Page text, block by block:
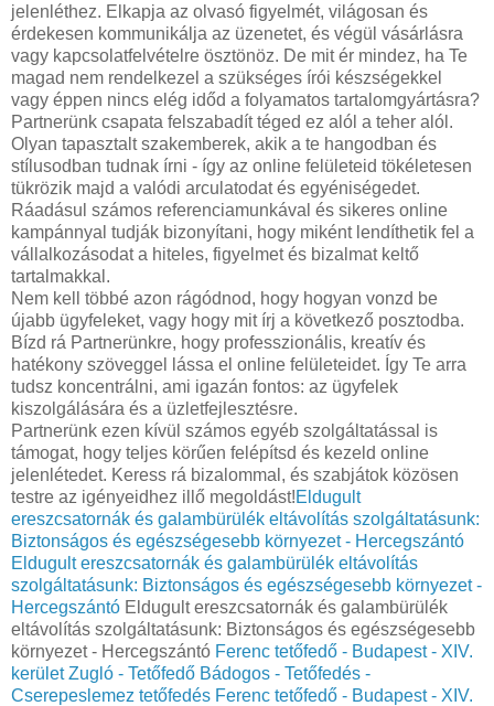
jelenléthez. Elkapja az olvasó figyelmét, világosan és
érdekesen kommunikálja az üzenetet, és végül vásárlásra
vagy kapcsolatfelvételre ösztönöz. De mit ér mindez, ha Te
magad nem rendelkezel a szükséges írói készségekkel
vagy éppen nincs elég időd a folyamatos tartalomgyártásra?
Partnerünk csapata felszabadít téged ez alól a teher alól.
Olyan tapasztalt szakemberek, akik a te hangodban és
stílusodban tudnak írni - így az online felületeid tökéletesen
tükrözik majd a valódi arculatodat és egyéniségedet.
Ráadásul számos referenciamunkával és sikeres online
kampánnyal tudják bizonyítani, hogy miként lendíthetik fel a
vállalkozásodat a hiteles, figyelmet és bizalmat keltő
tartalmakkal.
Nem kell többé azon rágódnod, hogy hogyan vonzd be
újabb ügyfeleket, vagy hogy mit írj a következő posztodba.
Bízd rá Partnerünkre, hogy professzionális, kreatív és
hatékony szöveggel lássa el online felületeidet. Így Te arra
tudsz koncentrálni, ami igazán fontos: az ügyfelek
kiszolgálására és a üzletfejlesztésre.
Partnerünk ezen kívül számos egyéb szolgáltatással is
támogat, hogy teljes körűen felépítsd és kezeld online
jelenlétedet. Keress rá bizalommal, és szabjátok közösen
testre az igényeidhez illő megoldást!Eldugult
ereszcsatornák és galambürülék eltávolítás szolgáltatásunk:
Biztonságos és egészségesebb környezet - Hercegszántó
Eldugult ereszcsatornák és galambürülék eltávolítás
szolgáltatásunk: Biztonságos és egészségesebb környezet -
Hercegszántó Eldugult ereszcsatornák és galambürülék
eltávolítás szolgáltatásunk: Biztonságos és egészségesebb
környezet - Hercegszántó Ferenc tetőfedő - Budapest - XIV.
kerület Zugló - Tetőfedő Bádogos - Tetőfedés -
Cserepeslemez tetőfedés Ferenc tetőfedő - Budapest - XIV.